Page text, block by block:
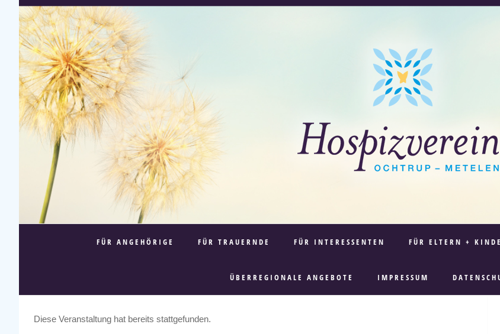
FÜR ANGEHÖRIGE FÜR TRAUERNDE FÜR INTERESSENTEN FÜR ELTERN +
ÜBERREGIONALE ANGEBOTE IMPRESSUM
Diese Veranstaltung hat bereits stattgefunden.